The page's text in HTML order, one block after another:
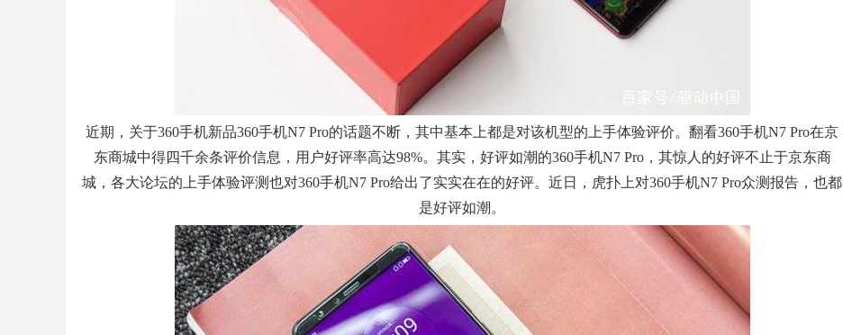
近期，关于360手机新品360手机N7 Pro的话题不断，其中基本上都是对该机型的上手体验评价。翻看360手机N7 Pro在京
东商城中得四千余条评价信息，用户好评率高达98%。其实，好评如潮的360手机N7 Pro，其惊人的好评不止于京东商
城，各大论坛的上手体验评测也对360手机N7 Pro给出了实实在在的好评。近日，虎扑上对360手机N7 Pro众测报告，也都
是好评如潮。